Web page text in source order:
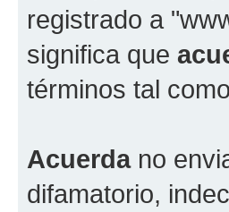
registrado a
significa que
términos tal
Acuerdano
difamatorio,